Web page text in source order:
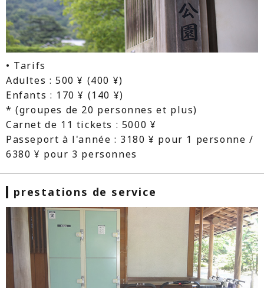
• Tarifs
Adultes : 500 ¥ (400 ¥)
Enfants : 170 ¥ (140 ¥)
* (groupes de 20 personnes et plus)
Carnet de 11 tickets : 5000 ¥
Passeport à l'année : 3180 ¥ pour 1 personne /
6380 ¥ pour 3 personnes
prestations de service